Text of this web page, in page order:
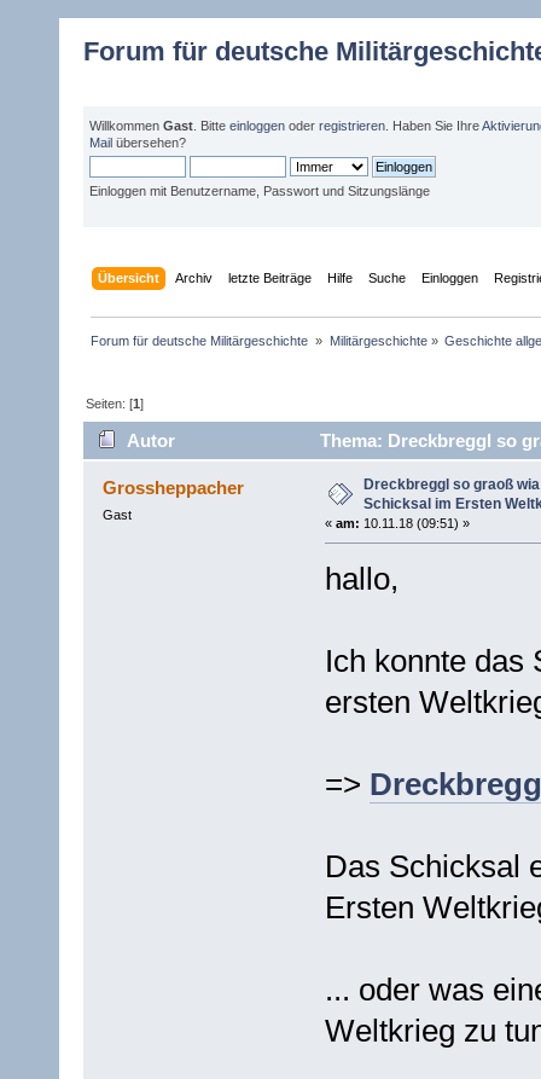
Forum für deutsche
Willkommen Gast . Bitte einloggen oder registrieren . Haben Sie Ihre
Mail übersehen?
Einloggen mit Benutzername, Passwort und Sitzungslänge
Übersicht Archiv letzte Beiträge Hilfe Suche Einloggen
Forum für deutsche Militärgeschichte » Militärgeschichte» Geschichte
Seiten: [1]
Autor
Thema: Dreckbreggl so
(Gelesen 4742 mal)
Grossheppacher
Gast
Dreckbreggl so graoß
Schicksal im Ersten
« am: 10.11.18 (09:51) »
hallo,
Ich konnte das
ersten
=>
Das Schicksal
Ersten
... oder was
Weltkrieg zu